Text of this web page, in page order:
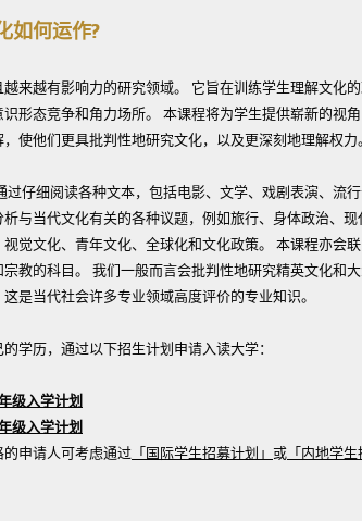
如何运作?
来越有影响力的研究领域。 它旨在训练学生理解文化
形态竞争和角力场所。 本课程将为学生提供崭新的视
使他们更具批判性地研究文化，以及更深刻地理解权力
过仔细阅读各种文本，包括电影、文学、戏剧表演、流
与当代文化有关的各种议题，例如旅行、身体政治、现
觉文化、青年文化、全球化和文化政策。 本课程亦会
教的科目。 我们一般而言会批判性地研究精英文化和
是当代社会许多专业领域高度评价的专业知识。
学历，通过以下招生计划申请入读大学：
级入学计划
级入学计划
申请人可考虑通过 「国际学生招募计划」 或 「内地学生